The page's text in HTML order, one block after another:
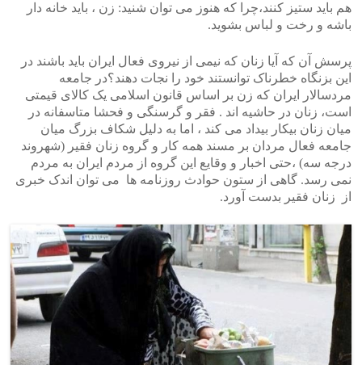
هم باید ستیز کنند،چرا که هنوز می توان شنید: زن ، باید خانه دار
باشه و رخت و لباس بشوید.
پرسش آن که آیا زنان که نیمی از نیروی فعال ایران باید باشند در
این بزنگاه خطرناک توانستند خود را نجات دهند؟در جامعه
مردسالار ایران که زن بر اساس قانون اسلامی یک کالای قیمتی
است، زنان در حاشیه اند . فقر و گرسنگی و فحشا متاسفانه در
میان زنان بیکار بیداد می کند ، اما به دلیل شکاف بزرگ میان
جامعه فعال مردان بر مسند همه کار و گروه زنان فقیر (شهروند
درجه سه) ،حتی اخبار و وقایع این گروه از مردم ایران به مردم
نمی رسد. گاهی از ستون حوادث روزنامه ها می توان اندک خبری
از زنان فقیر بدست آورد.